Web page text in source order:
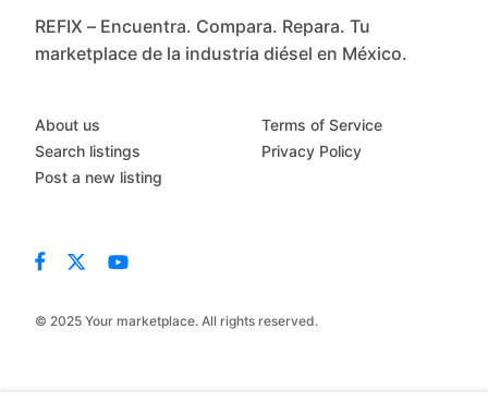
REFIX – Encuentra. Compara. Repara. Tu
marketplace de la industria diésel en México.
© 2025 Your marketplace. All rights reserved.
About us
Search listings
Post a new listing
Terms of Service
Privacy Policy